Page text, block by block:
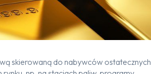
skierowaną do nabywców ostatecznych